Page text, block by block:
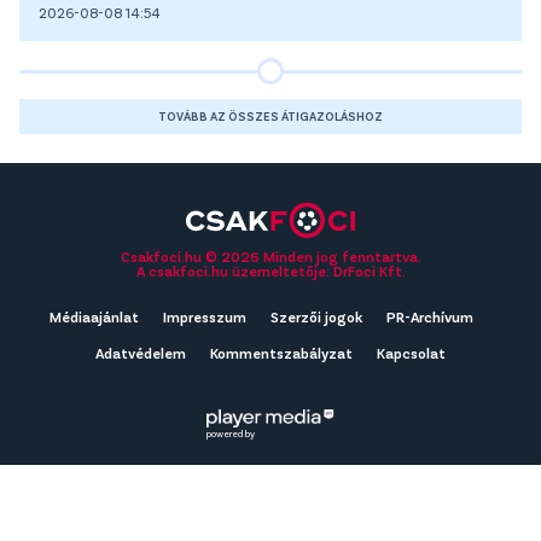
2026-08-08 14:54
TOVÁBB AZ ÖSSZES ÁTIGAZOLÁSHOZ
Csakfoci.hu © 2026 Minden jog fenntartva.
A csakfoci.hu üzemeltetője: DrFoci Kft.
Médiaajánlat Impresszum Szerzői jogok PR-Archívum
Adatvédelem Kommentszabályzat Kapcsolat
powered by